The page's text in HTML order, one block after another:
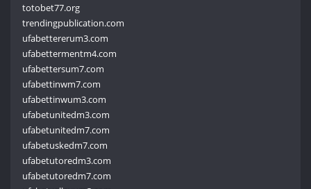
totobet77.org
trendingpublication.com
ufabettererum3.com
ufabettermentm4.com
ufabettersum7.com
ufabettinwm7.com
ufabettinwum3.com
ufabetunitedm3.com
ufabetunitedm7.com
ufabetuskedm7.com
ufabetutoredm3.com
ufabetutoredm7.com